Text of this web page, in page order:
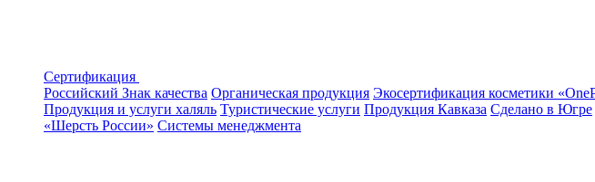
Сертификация
Российский Знак качества Органическая продукция Экосертификация косметики
Продукция и услуги халяль Туристические услуги Продукция Кавказа Сделано в Югре
«Шерсть России» Системы менеджмента